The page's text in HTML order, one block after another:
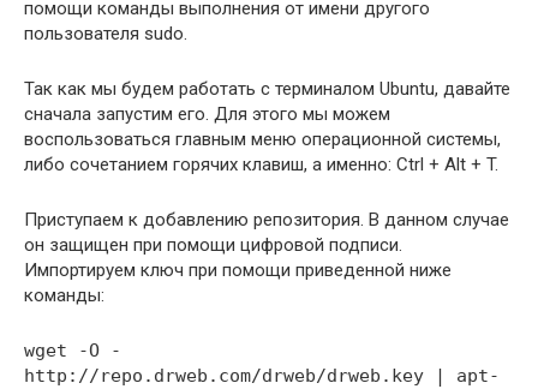
помощи команды выполнения от имени другого
пользователя sudo.
Так как мы будем работать с терминалом Ubuntu, давайте
сначала запустим его. Для этого мы можем
воспользоваться главным меню операционной системы,
либо сочетанием горячих клавиш, а именно: Ctrl + Alt + T.
Приступаем к добавлению репозитория. В данном случае
он защищен при помощи цифровой подписи.
Импортируем ключ при помощи приведенной ниже
команды:
wget -O -
http://repo.drweb.com/drweb/drweb.key | apt-